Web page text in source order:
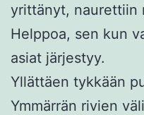
yrittänyt, naurettiin
Helppoa, sen kun
asiat järjestyy.
Yllättäen tykkään
Ymmärrän rivien